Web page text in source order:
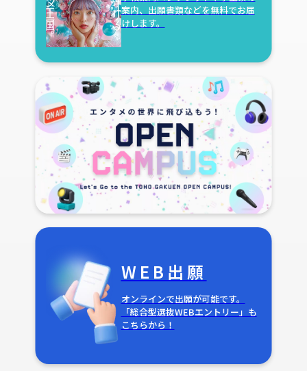
案内、出願書類などを無料でお届
けします。
WEB出願
オンラインで出願が可能です。
「総合型選抜WEBエントリー」も
こちらから！